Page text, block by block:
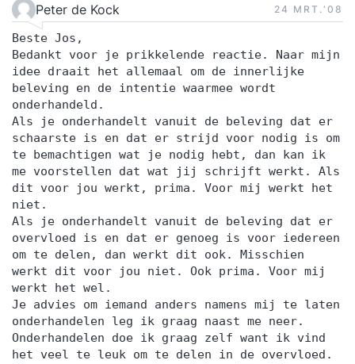
Peter de Kock 24 MRT.‘08
Beste Jos,
Bedankt voor je prikkelende reactie. Naar mijn
idee draait het allemaal om de innerlijke
beleving en de intentie waarmee wordt
onderhandeld.
Als je onderhandelt vanuit de beleving dat er
schaarste is en dat er strijd voor nodig is om
te bemachtigen wat je nodig hebt, dan kan ik
me voorstellen dat wat jij schrijft werkt. Als
dit voor jou werkt, prima. Voor mij werkt het
niet.
Als je onderhandelt vanuit de beleving dat er
overvloed is en dat er genoeg is voor iedereen
om te delen, dan werkt dit ook. Misschien
werkt dit voor jou niet. Ook prima. Voor mij
werkt het wel.
Je advies om iemand anders namens mij te laten
onderhandelen leg ik graag naast me neer.
Onderhandelen doe ik graag zelf want ik vind
het veel te leuk om te delen in de overvloed.